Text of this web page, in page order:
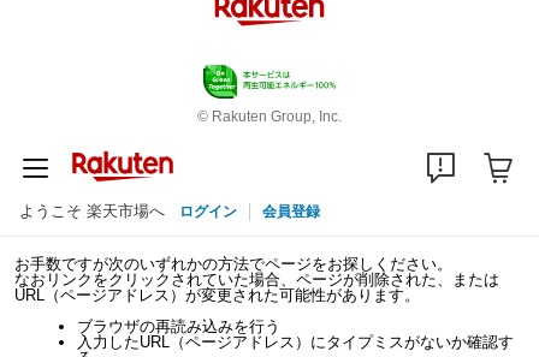
© Rakuten Group, Inc.
ようこそ 楽天市場へ ログイン 会員登録
お手数ですが次のいずれかの方法でページをお探しください。
なおリンクをクリックされていた場合、ページが削除された、または
URL（ページアドレス）が変更された可能性があります。
ブラウザの再読み込みを行う
入力したURL（ページアドレス）にタイプミスがないか確認す